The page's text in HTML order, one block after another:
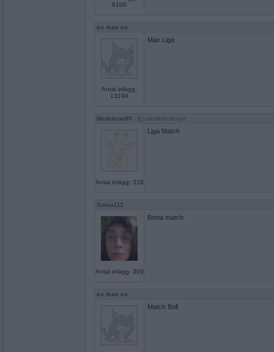
6106
en dum en
Antal inlägg:
13194
Man Liga
Hedelene60 - Ej medlem längre
Antal inlägg: 318
Liga Match
Solna111
Antal inlägg: 309
Borta match
en dum en
Match Boll